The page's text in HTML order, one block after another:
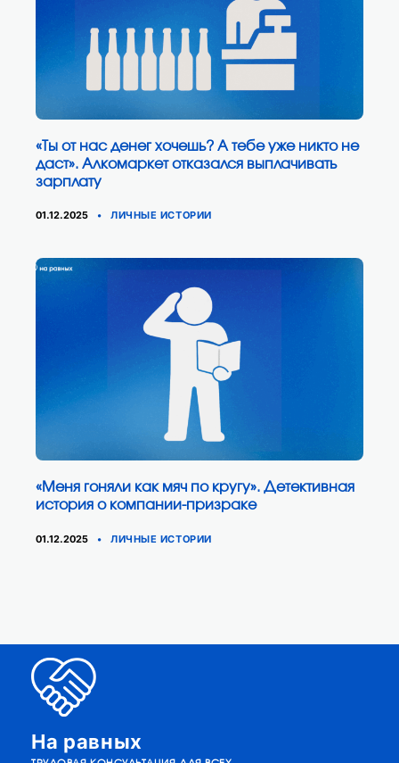
«Ты от нас денег хочешь? А тебе уже никто не
даст». Алкомаркет отказался выплачивать
зарплату
01.12.2025 КАТЕГОРИИ
ЛИЧНЫЕ ИСТОРИИ
«Меня гоняли как мяч по кругу». Детективная
история о компании-призраке
01.12.2025 КАТЕГОРИИ
ЛИЧНЫЕ ИСТОРИИ
На равных